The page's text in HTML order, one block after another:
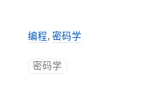
编程, 密码学
密码学